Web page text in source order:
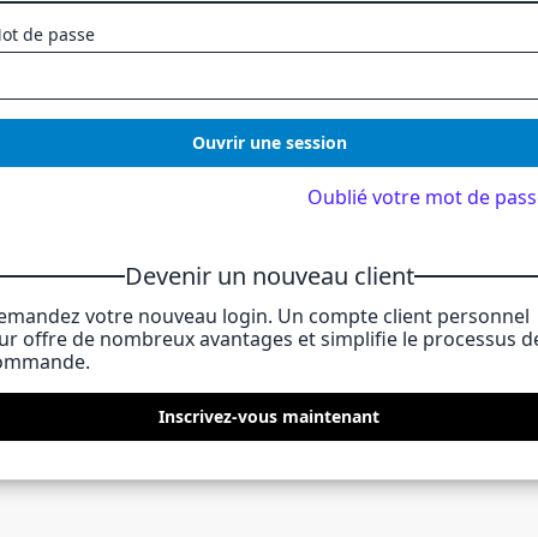
de passe
Ouvrir une session
Oublié votre mot de
Devenir un nouveau client
votre nouveau login. Un compte client personnel
offre de nombreux avantages et simplifie le processus
Inscrivez-vous maintenant